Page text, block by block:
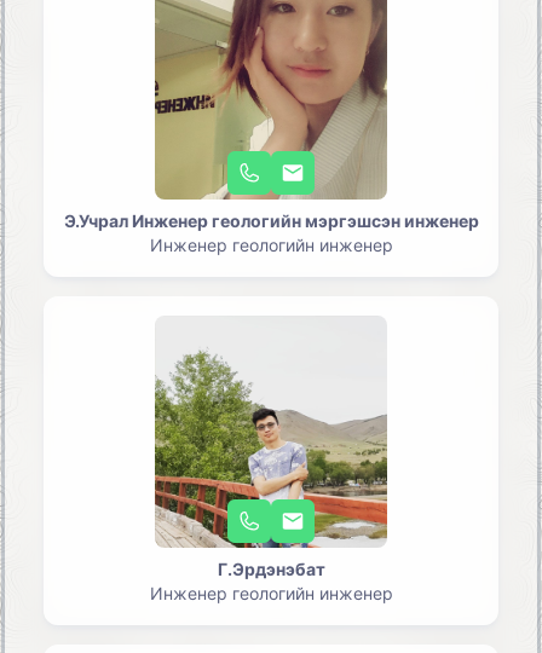
Э.Учрал Инженер геологийн мэргэшсэн инженер
Инженер геологийн инженер
Г.Эрдэнэбат
Инженер геологийн инженер